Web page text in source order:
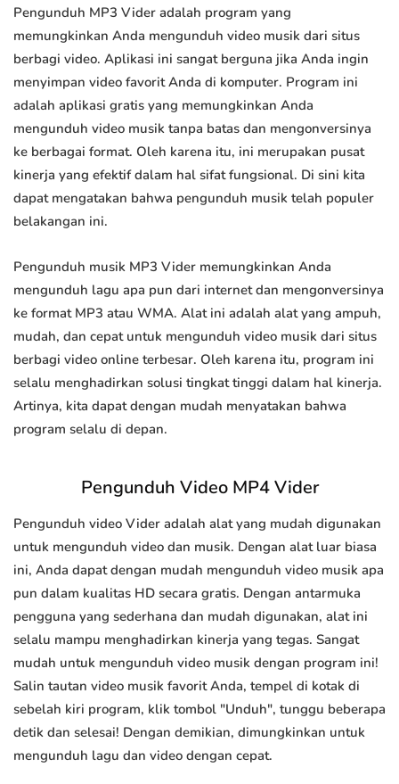
Pengunduh MP3 Vider adalah program yang
memungkinkan Anda mengunduh video musik dari situs
berbagi video. Aplikasi ini sangat berguna jika Anda ingin
menyimpan video favorit Anda di komputer. Program ini
adalah aplikasi gratis yang memungkinkan Anda
mengunduh video musik tanpa batas dan mengonversinya
ke berbagai format. Oleh karena itu, ini merupakan pusat
kinerja yang efektif dalam hal sifat fungsional. Di sini kita
dapat mengatakan bahwa pengunduh musik telah populer
belakangan ini.
Pengunduh musik MP3 Vider memungkinkan Anda
mengunduh lagu apa pun dari internet dan mengonversinya
ke format MP3 atau WMA. Alat ini adalah alat yang ampuh,
mudah, dan cepat untuk mengunduh video musik dari situs
berbagi video online terbesar. Oleh karena itu, program ini
selalu menghadirkan solusi tingkat tinggi dalam hal kinerja.
Artinya, kita dapat dengan mudah menyatakan bahwa
program selalu di depan.
Pengunduh Video MP4 Vider
Pengunduh video Vider adalah alat yang mudah digunakan
untuk mengunduh video dan musik. Dengan alat luar biasa
ini, Anda dapat dengan mudah mengunduh video musik apa
pun dalam kualitas HD secara gratis. Dengan antarmuka
pengguna yang sederhana dan mudah digunakan, alat ini
selalu mampu menghadirkan kinerja yang tegas. Sangat
mudah untuk mengunduh video musik dengan program ini!
Salin tautan video musik favorit Anda, tempel di kotak di
sebelah kiri program, klik tombol "Unduh", tunggu beberapa
detik dan selesai! Dengan demikian, dimungkinkan untuk
mengunduh lagu dan video dengan cepat.